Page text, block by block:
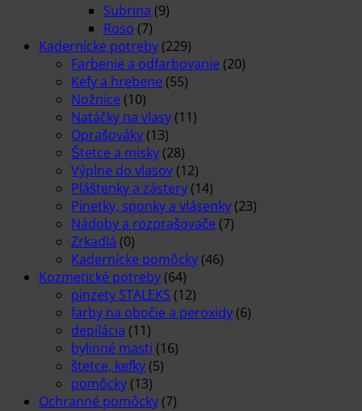
Subrina (9)
Roso (7)
Kadernícke potreby (229)
Farbenie a odfarbovanie (20)
Kefy a hrebene (55)
Nožnice (10)
Natáčky na vlasy (11)
Oprašováky (13)
Štetce a misky (28)
Výplne do vlasov (12)
Pláštenky a zástery (14)
Pinetky, sponky a vlásenky (23)
Nádoby a rozprašovače (7)
Zrkadlá (0)
Kadernícke pomôcky (46)
Kozmetické potreby (64)
pinzety STALEKS (12)
farby na obočie a peroxidy (6)
depilácia (11)
bylinné masti (16)
štetce, kefky (5)
pomôcky (13)
Ochranné pomôcky (7)